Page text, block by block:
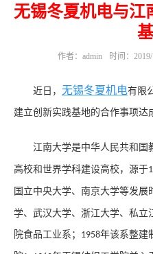
无锡冬夏机电与江
作者：admin 时间：
近日， 无锡冬夏机电有限
建立创新实践基地的合作事项达
江南大学是中华人民共和国
高校和世界学科建设高校，源于
国立中央大学、南京大学等发展
学、武汉大学、浙江大学、私立
院食品工业系； 1958年该系整建